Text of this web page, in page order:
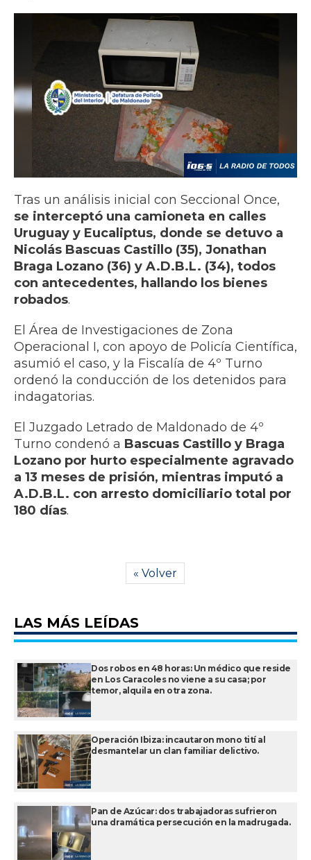
Tras un análisis inicial con Seccional Once,
se interceptó una camioneta en calles
Uruguay y Eucaliptus, donde se detuvo a
Nicolás Bascuas Castillo (35), Jonathan
Braga Lozano (36) y A.D.B.L. (34), todos
con antecedentes, hallando los bienes
robados.
El Área de Investigaciones de Zona
Operacional I, con apoyo de Policía Científica,
asumió el caso, y la Fiscalía de 4º Turno
ordenó la conducción de los detenidos para
indagatorias.
El Juzgado Letrado de Maldonado de 4º
Turno condenó a Bascuas Castillo y Braga
Lozano por hurto especialmente agravado
a 13 meses de prisión, mientras imputó a
A.D.B.L. con arresto domiciliario total por
180 días.
« Volver
LAS MÁS LEÍDAS
Dos robos en 48 horas: Un médico que reside
en Los Caracoles no viene a su casa; por
temor, alquila en otra zona.
Operación Ibiza: incautaron mono tití al
desmantelar un clan familiar delictivo.
Pan de Azúcar: dos trabajadoras sufrieron
una dramática persecución en la madrugada.